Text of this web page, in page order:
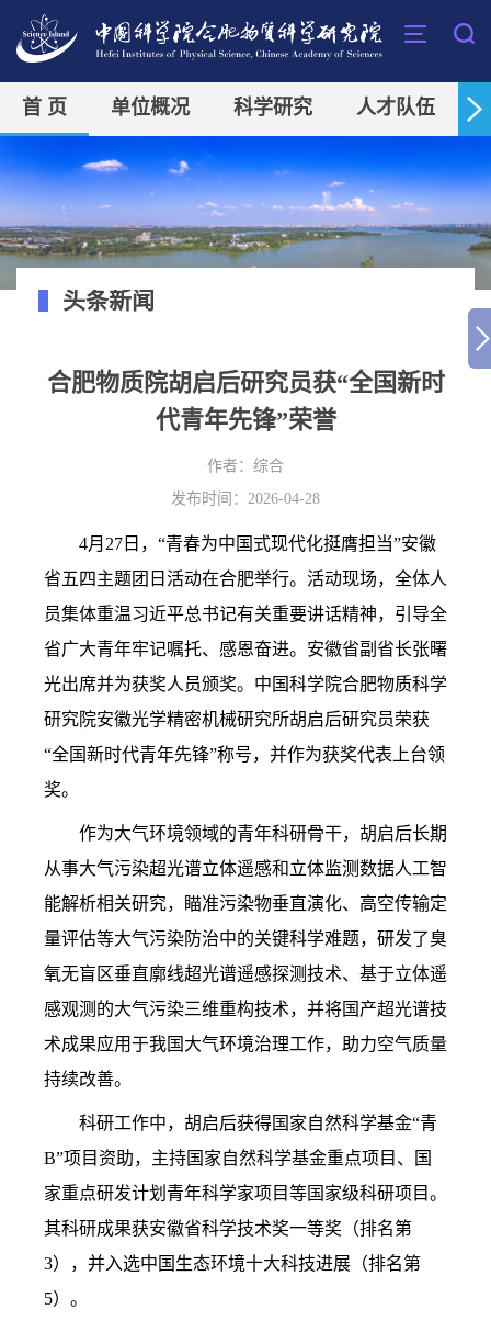
首 页 单位概况 科学研究 人才队伍
头条新闻
合肥物质院胡启后研究员获“全国新时
代青年先锋”荣誉
作者： 综合
发布时间：2026-04-28
4月 27 日，“青春为中国式现代化挺膺担当”安徽
省五四主题团日活动在合肥举行。活动现场，全体人
员集体重温习近平总书记有关重要讲话精神，引导全
省广大青年牢记嘱托、感恩奋进。安徽省副省长张曙
光出席并为获奖人员颁奖。中国科学院合肥物质科学
研究院安徽光学精密机械研究所胡启后研究员荣获
“全国新时代青年先锋”称号，并作为获奖代表上台领
奖。
作为大气环境领域的青年科研骨干，胡启后长期
从事大气污染超光谱立体遥感和立体监测数据人工智
能解析相关研究，瞄准污染物垂直演化、高空传输定
量评估等大气污染防治中的关键科学难题，研发了臭
氧无盲区垂直廓线超光谱遥感探测技术、基于立体遥
感观测的大气污染三维重构技术，并将国产超光谱技
术成果应用于我国大气环境治理工作，助力空气质量
持续改善。
科研工作中，胡启后获得国家自然科学基金“青
B”项目资助，主持国家自然科学基金重点项目、国
家重点研发计划青年科学家项目等国家级科研项目。
其科研成果获安徽省科学技术奖一等奖（排名第
3），并入选中国生态环境十大科技进展（排名第
5）。